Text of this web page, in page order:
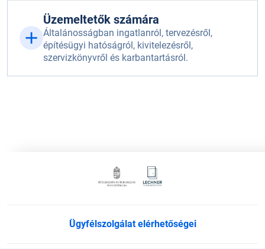
Üzemeltetők számára
Általánosságban ingatlanról, tervezésről,
építésügyi hatóságról, kivitelezésről,
szervizkönyvről és karbantartásról.
Ügyfélszolgálat elérhetőségei